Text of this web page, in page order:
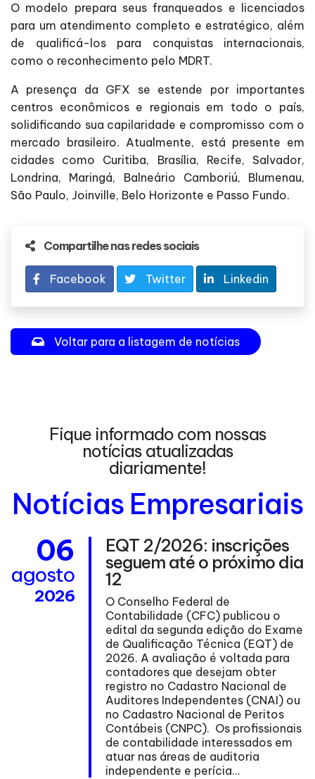
O modelo prepara seus franqueados e licenciados
para um atendimento completo e estratégico, além
de qualificá-los para conquistas internacionais,
como o reconhecimento pelo MDRT.
A presença da GFX se estende por importantes
centros econômicos e regionais em todo o país,
solidificando sua capilaridade e compromisso com o
mercado brasileiro. Atualmente, está presente em
cidades como Curitiba, Brasília, Recife, Salvador,
Londrina, Maringá, Balneário Camboriú, Blumenau,
São Paulo, Joinville, Belo Horizonte e Passo Fundo.
Compartilhe nas redes sociais
Facebook Twitter Linkedin
Voltar para a listagem de notícias
Fique informado com nossas
notícias atualizadas
diariamente!
Notícias Empresariais
06
agosto
2026
EQT 2/2026: inscrições
seguem até o próximo dia
12
O Conselho Federal de
Contabilidade (CFC) publicou o
edital da segunda edição do Exame
de Qualificação Técnica (EQT) de
2026. A avaliação é voltada para
contadores que desejam obter
registro no Cadastro Nacional de
Auditores Independentes (CNAI) ou
no Cadastro Nacional de Peritos
Contábeis (CNPC). Os profissionais
de contabilidade interessados em
atuar nas áreas de auditoria
independente e perícia...